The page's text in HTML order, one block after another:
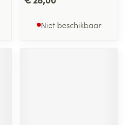
Niet beschikbaar